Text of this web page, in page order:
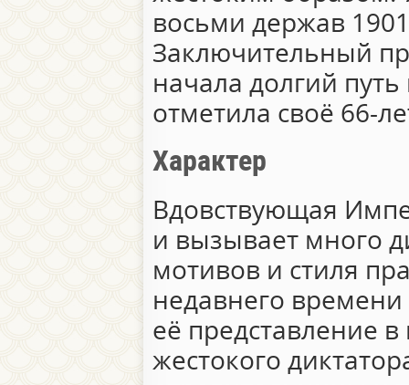
восьми держав
Заключительный
начала долгий
отметила своё 66-
Характер
Вдовствующая
и вызывает много
мотивов и стиля
недавнего
её представление
жестокого